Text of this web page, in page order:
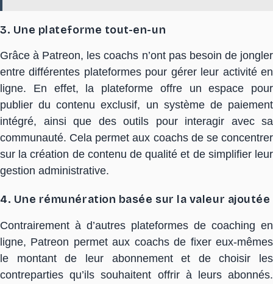
3. Une plateforme tout-en-un
Grâce à Patreon, les coachs n’ont pas besoin de jongler
entre différentes plateformes pour gérer leur activité en
ligne. En effet, la plateforme offre un espace pour
publier du contenu exclusif, un système de paiement
intégré, ainsi que des outils pour interagir avec sa
communauté. Cela permet aux coachs de se concentrer
sur la création de contenu de qualité et de simplifier leur
gestion administrative.
4. Une rémunération basée sur la valeur ajoutée
Contrairement à d’autres plateformes de coaching en
ligne, Patreon permet aux coachs de fixer eux-mêmes
le montant de leur abonnement et de choisir les
contreparties qu’ils souhaitent offrir à leurs abonnés.